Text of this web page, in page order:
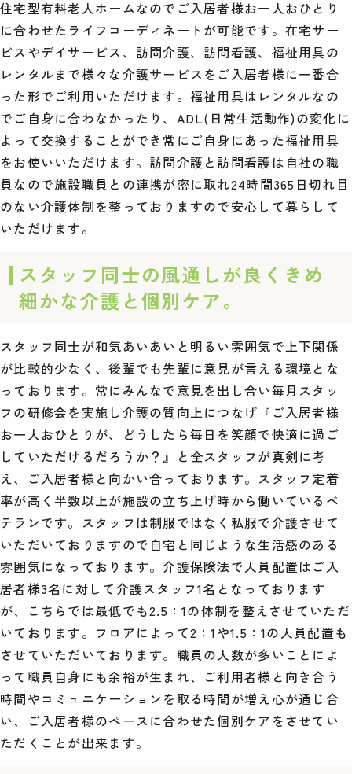
住宅型有料老人ホームなのでご入居者様お一人おひとり
に合わせたライフコーディネートが可能です。在宅サー
ビスやデイサービス、訪問介護、訪問看護、福祉用具の
レンタルまで様々な介護サービスをご入居者様に一番合
った形でご利用いただけます。福祉用具はレンタルなの
でご自身に合わなかったり、ADL(日常生活動作)の変化に
よって交換することができ常にご自身にあった福祉用具
をお使いいただけます。訪問介護と訪問看護は自社の職
員なので施設職員との連携が密に取れ24時間365日切れ目
のない介護体制を整っておりますので安心して暮らして
いただけます。
スタッフ同士の風通しが良くきめ
細かな介護と個別ケア。
スタッフ同士が和気あいあいと明るい雰囲気で上下関係
が比較的少なく、後輩でも先輩に意見が言える環境とな
っております。常にみんなで意見を出し合い毎月スタッ
フの研修会を実施し介護の質向上につなげ『ご入居者様
お一人おひとりが、どうしたら毎日を笑顔で快適に過ご
していただけるだろうか？』と全スタッフが真剣に考
え、ご入居者様と向かい合っております。スタッフ定着
率が高く半数以上が施設の立ち上げ時から働いているベ
テランです。スタッフは制服ではなく私服で介護させて
いただいておりますので自宅と同じような生活感のある
雰囲気になっております。介護保険法で人員配置はご入
居者様3名に対して介護スタッフ1名となっております
が、こちらでは最低でも2.5：1の体制を整えさせていただ
いております。フロアによって2：1や1.5：1の人員配置も
させていただいております。職員の人数が多いことによ
って職員自身にも余裕が生まれ、ご利用者様と向き合う
時間やコミュニケーションを取る時間が増え心が通じ合
い、ご入居者様のペースに合わせた個別ケアをさせてい
ただくことが出来ます。